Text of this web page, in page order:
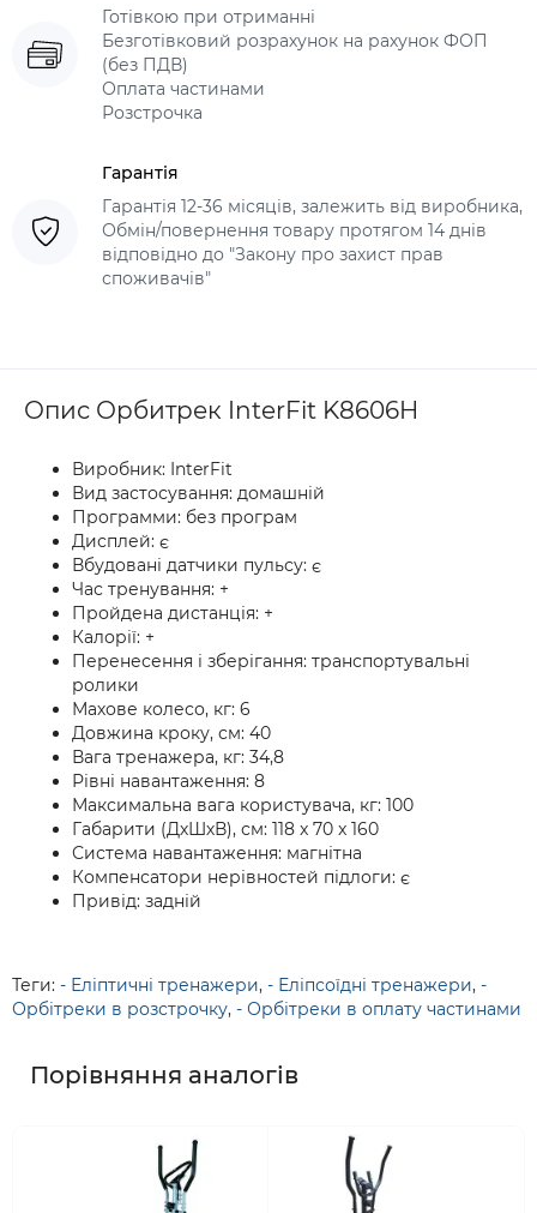
Готівкою при отриманні
Безготівковий розрахунок на рахунок ФОП
(без ПДВ)
Оплата частинами
Розстрочка
Гарантія
Гарантія 12-36 місяців, залежить від виробника,
Обмін/повернення товару протягом 14 днів
відповідно до "Закону про захист прав
споживачів"
Опис Орбитрек InterFit K8606H
Виробник: InterFit
Вид застосування: домашній
Прoграмми: без програм
Дисплей: є
Вбудовані датчики пульсу: є
Час тренування: +
Пройдена дистанція: +
Калорії: +
Перенесення і зберігання: транспортувальні
ролики
Махове колесо, кг: 6
Довжина кроку, см: 40
Вага тренажера, кг: 34,8
Рівні навантаження: 8
Максимальна вага користувача, кг: 100
Габарити (ДхШхВ), см: 118 x 70 x 160
Система навантаження: магнітна
Компенсатори нерівностей підлоги: є
Привід: задній
Теги: - Еліптичні тренажери, - Еліпсоїдні тренажери, -
Орбітреки в розстрочку, - Орбітреки в оплату частинами
Порівняння аналогів